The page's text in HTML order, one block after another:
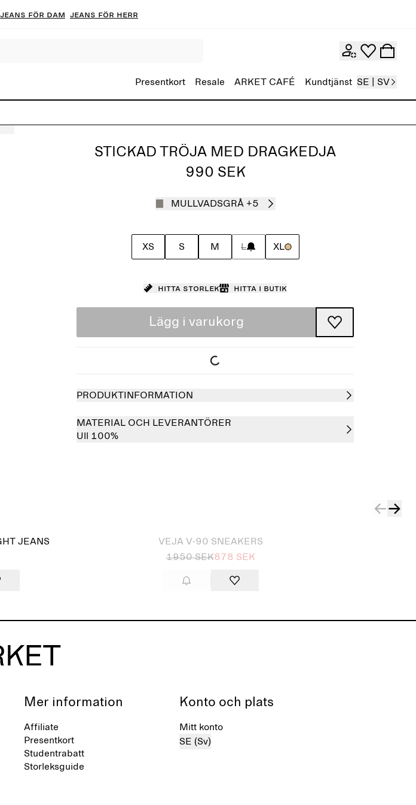
Jeans för dam Jeans för herr
Presentkort Resale ARKET CAFÉ Kundtjänst SE | SV
STICKAD TRÖJA MED DRAGKEDJA
990 SEK
MULLVADSGRÅ +5
XS S M L XL
Hitta storlek Hitta i butik
Lägg i varukorg
PRODUKTINFORMATION
MATERIAL OCH LEVERANTÖRER
Ull 100%
JEANS
VEJA V-90 SNEAKERS
1950 SEK878 SEK
Mer information
Affiliate
Presentkort
Studentrabatt
Storleksguide
Konto och plats
Mitt konto
SE (Sv)